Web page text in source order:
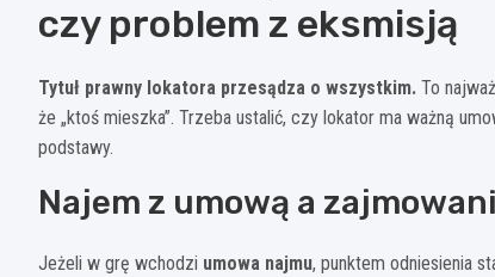
czy problem z eksmisją
Tytuł prawny lokatora przesądza o wszystkim. To
że „ktoś mieszka”. Trzeba ustalić, czy lokator ma ważną
podstawy.
Najem z umową a
Jeżeli w grę wchodzi umowa najmu, punktem odniesienia